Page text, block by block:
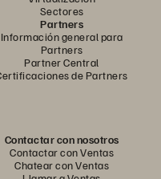
Sectores
Partners
Información general para
Partners
Partner Central
de Partners
Contactar con nosotros
Contactar con Ventas
Chatear con Ventas